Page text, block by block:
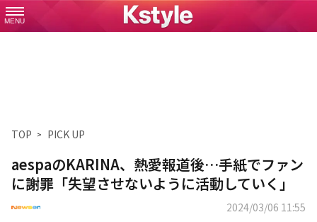
MENU
TOP PICK UP
aespaのKARINA、熱愛報道後…手紙でファン
に謝罪「失望させないように活動していく」
2024/03/06 11:55